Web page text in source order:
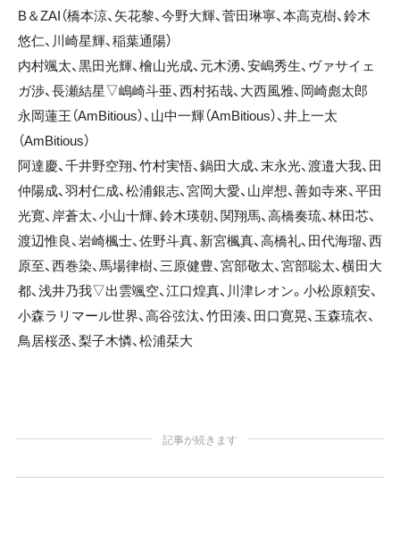
B＆ZAI（橋本涼、矢花黎、今野大輝、菅田琳寧、本高克樹、鈴木
悠仁、川崎星輝、稲葉通陽）
内村颯太、黒田光輝、檜山光成、元木湧、安嶋秀生、ヴァサイェ
ガ渉、長瀬結星▽嶋崎斗亜、西村拓哉、大西風雅、岡崎彪太郎
永岡蓮王（AmBitious）、山中一輝（AmBitious）、井上一太
（AmBitious）
阿達慶、千井野空翔、竹村実悟、鍋田大成、末永光、渡邉大我、田
仲陽成、羽村仁成、松浦銀志、宮岡大愛、山岸想、善如寺來、平田
光寛、岸蒼太、小山十輝、鈴木瑛朝、関翔馬、高橋奏琉、林田芯、
渡辺惟良、岩崎楓士、佐野斗真、新宮楓真、高橋礼、田代海瑠、西
原至、西巻染、馬場律樹、三原健豊、宮部敬太、宮部聡太、横田大
都、浅井乃我▽出雲颯空、江口煌真、川津レオン。小松原頼安、
小森ラリマール世界、高谷弦汰、竹田湊、田口寛晃、玉森琉衣、
鳥居桜丞、梨子木憐、松浦栞大
記事が続きます